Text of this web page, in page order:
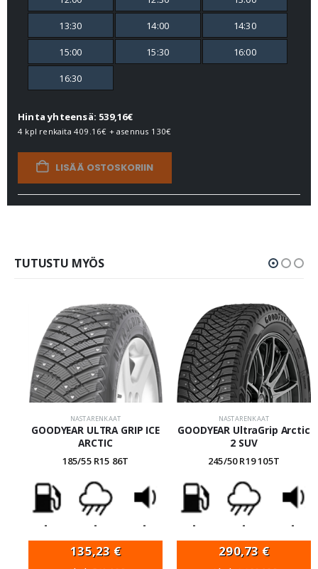
13:30 14:00 14:30
15:00 15:30 16:00
16:30
Hinta yhteensä: 539,16€
4 kpl renkaita 409.16€ + asennus 130€
LISÄÄ OSTOSKORIIN
TUTUSTU MYÖS
NASTARENKAAT
GOODYEAR ULTRA GRIP ICE
ARCTIC
185/55 R15 86T
- - -
135,23 €
NASTARENKAAT
GOODYEAR UltraGrip Arctic
2 SUV
245/50 R19 105T
- - -
290,73 €